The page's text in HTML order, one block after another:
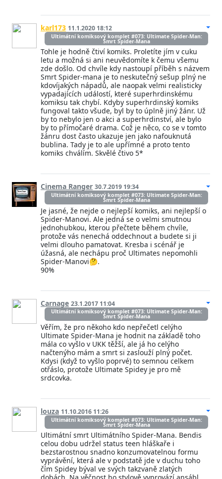
karl173 11.1.2020 18:12
Ultimátní komiksový komplet #073: Ultimate Spider-Man:
Smrt Spider-Mana
Tohle je hodně čtiví komiks. Proletíte jím v cuku
letu a možná si ani neuvědomíte k čemu všemu
zde došlo. Od chvíle kdy nastoupí příběh s názvem
Smrt Spider-mana je to neskutečný sešup plný ne
kdovíjakých nápadů, ale naopak velmi realisticky
vypadajících událostí, které superhrdinskému
komiksu tak chybí. Kdyby superhrdinský komiks
fungoval takto všude, byl by to úplně jiný žánr. Už
by to nebylo jen o akci a superhrdinství, ale bylo
by to přímočaré drama. Což je něco, co se v tomto
žánru dost často ukazuje jen jako nafouknutá
bublina. Tady je to ale upřímné a proto tento
komiks chválím. Skvělé čtivo 5*
Cinema Ranger 30.7.2019 19:34
Ultimátní komiksový komplet #073: Ultimate Spider-Man:
Smrt Spider-Mana
Je jasné, že nejde o nejlepší komiks, ani nejlepší o
Spider-Manovi. Ale jedná se o velmi smutnou
jednohubkou, kterou přečtete během chvíle,
protože vás nenechá oddechnout a budete si ji
velmi dlouho pamatovat. Kresba i scénář je
úžasná, ale nechápu proč Ultimates nepomohli
Spider-Manovi🤔.
90%
Carnage 23.1.2017 11:04
Ultimátní komiksový komplet #073: Ultimate Spider-Man:
Smrt Spider-Mana
Věřím, že pro někoho kdo nepřečetl celýho
Ultimate Spider-Mana je hodnit na základě toho
mála co vyšlo v UKK těžší, ale já ho celýho
načtenýho mám a smrt si zaslouží plný počet.
Kdysi (když to vyšlo poprvé) to semnou celkem
otřáslo, protože Ultimate Spidey je pro mě
srdcovka.
louza 11.10.2016 11:26
Ultimátní komiksový komplet #073: Ultimate Spider-Man:
Smrt Spider-Mana
Ultimátní smrt Ultimátního Spider-Mana. Bendis
celou dobu udržel status teen hláškaře i
bezstarostnou snadno konzumovatelnou formu
vyprávění, která ale v podstatě jde v duchu toho
čím Spidey býval ve svých takzvaně zlatých